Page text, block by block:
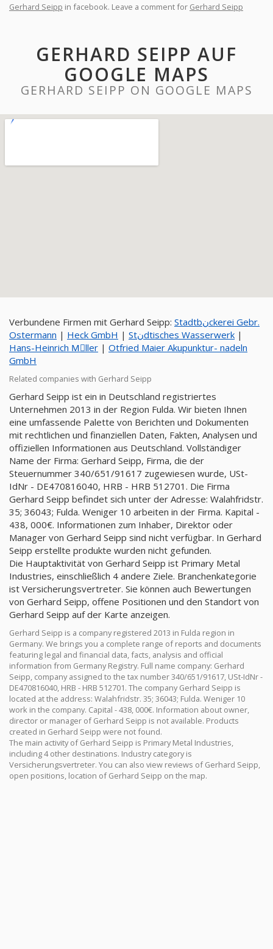
Gerhard Seipp in facebook. Leave a comment for Gerhard Seipp
GERHARD SEIPP AUF
GOOGLE MAPS
GERHARD SEIPP ON GOOGLE MAPS
Verbundene Firmen mit Gerhard Seipp: Stadtbنckerei Gebr.
Ostermann | Heck GmbH | Stنdtisches Wasserwerk |
Hans-Heinrich Mِller | Otfried Maier Akupunktur- nadeln
GmbH
Related companies with Gerhard Seipp
Gerhard Seipp ist ein in Deutschland registriertes
Unternehmen 2013 in der Region Fulda. Wir bieten Ihnen
eine umfassende Palette von Berichten und Dokumenten
mit rechtlichen und finanziellen Daten, Fakten, Analysen und
offiziellen Informationen aus Deutschland. Vollständiger
Name der Firma: Gerhard Seipp, Firma, die der
Steuernummer 340/651/91617 zugewiesen wurde, USt-
IdNr - DE470816040, HRB - HRB 512701. Die Firma
Gerhard Seipp befindet sich unter der Adresse: Walahfridstr.
35; 36043; Fulda. Weniger 10 arbeiten in der Firma. Kapital -
438, 000€. Informationen zum Inhaber, Direktor oder
Manager von Gerhard Seipp sind nicht verfügbar. In Gerhard
Seipp erstellte produkte wurden nicht gefunden.
Die Hauptaktivität von Gerhard Seipp ist Primary Metal
Industries, einschließlich 4 andere Ziele. Branchenkategorie
ist Versicherungsvertreter. Sie können auch Bewertungen
von Gerhard Seipp, offene Positionen und den Standort von
Gerhard Seipp auf der Karte anzeigen.
Gerhard Seipp is a company registered 2013 in Fulda region in
Germany. We brings you a complete range of reports and documents
featuring legal and financial data, facts, analysis and official
information from Germany Registry. Full name company: Gerhard
Seipp, company assigned to the tax number 340/651/91617, USt-IdNr -
DE470816040, HRB - HRB 512701. The company Gerhard Seipp is
located at the address: Walahfridstr. 35; 36043; Fulda. Weniger 10
work in the company. Capital - 438, 000€. Information about owner,
director or manager of Gerhard Seipp is not available. Products
created in Gerhard Seipp were not found.
The main activity of Gerhard Seipp is Primary Metal Industries,
including 4 other destinations. Industry category is
Versicherungsvertreter. You can also view reviews of Gerhard Seipp,
open positions, location of Gerhard Seipp on the map.